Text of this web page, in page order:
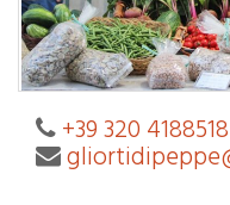
+39 320 4188518